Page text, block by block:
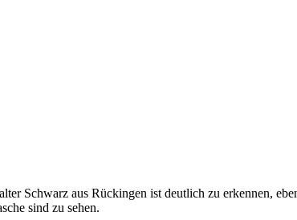
Schwarz aus Rückingen ist deutlich zu erkennen,
sind zu sehen.